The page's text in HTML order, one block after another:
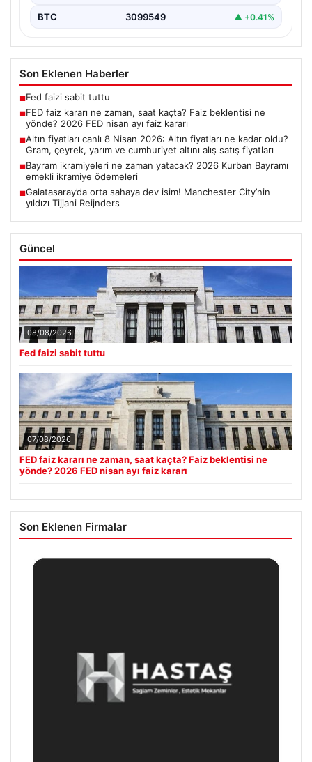
BTC 3099549 ▲ +0.41%
Son Eklenen Haberler
■Fed faizi sabit tuttu
■FED faiz kararı ne zaman, saat kaçta? Faiz beklentisi ne
yönde? 2026 FED nisan ayı faiz kararı
■Altın fiyatları canlı 8 Nisan 2026: Altın fiyatları ne kadar oldu?
Gram, çeyrek, yarım ve cumhuriyet altını alış satış fiyatları
■Bayram ikramiyeleri ne zaman yatacak? 2026 Kurban Bayramı
emekli ikramiye ödemeleri
■Galatasaray’da orta sahaya dev isim! Manchester City’nin
yıldızı Tijjani Reijnders
Güncel
08/08/2026
Fed faizi sabit tuttu
07/08/2026
FED faiz kararı ne zaman, saat kaçta? Faiz beklentisi ne
yönde? 2026 FED nisan ayı faiz kararı
Son Eklenen Firmalar